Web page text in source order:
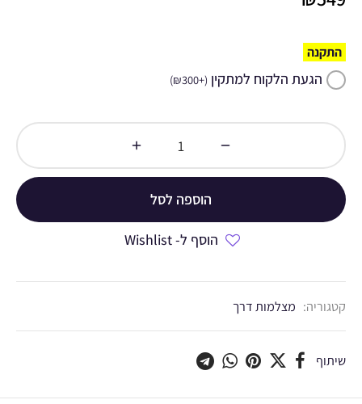
התקנה
הגעת הלקוח למתקין (
+
₪300
)
הוספה לסל
הוסף ל- Wishlist
קטגוריה: מצלמות דרך
שיתוף